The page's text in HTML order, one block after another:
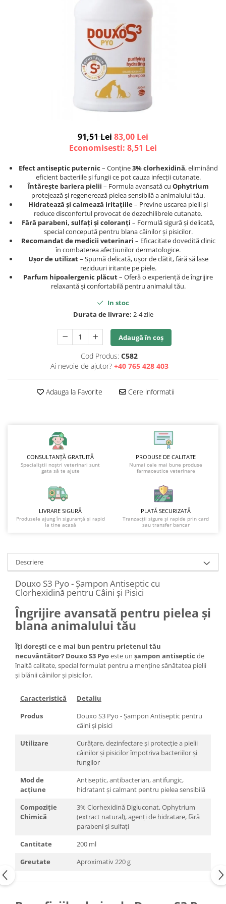
Afecțiuni renale și urinare
Hrană uscată
Recompense și snack-uri
Igienă orală
Șampoane și balsamuri
Afecțiuni renale și urinare
Hrană uscată
Așternut Tofu / Nisip
Igienă orală
Șampoane și balsamuri
91,51 Lei83,00 Lei
Economisesti: 8,51 Lei
Efect antiseptic puternic – Conține3% clorhexidină, eliminând
eficient bacteriile și fungii ce pot cauza infecții cutanate.
Întărește bariera pielii – Formula avansată cu Ophytrium
protejează și regenerează pielea sensibilă a animalului tău.
Hidratează și calmează iritațiile– Previne uscarea pielii și
reduce disconfortul provocat de dezechilibrele cutanate.
Fără parabeni, sulfați și coloranți – Formulă sigură și delicată,
special concepută pentru blana câinilor și pisicilor.
Recomandat de medicii veterinari – Eficacitate dovedită clinic
în combaterea afecțiunilor dermatologice.
Ușor de utilizat– Spumă delicată, ușor de clătit, fără să lase
reziduuri iritante pe piele.
Parfum hipoalergenic plăcut– Oferă o experiență de îngrijire
relaxantă și confortabilă pentru animalul tău.
In stoc
Durata de livrare: 2-4 zile
Adaugă în coș
Cod Produs: C582
Ai nevoie de ajutor? +40 765 428 403
Adauga la Favorite Cere informatii
CONSULTANȚĂ GRATUITĂ
Specialiștii noștri veterinari sunt
gata să te ajute
PRODUSE DE CALITATE
Numai cele mai bune produse
farmaceutice veterinare
LIVRARE SIGURĂ
Produsele ajung în siguranță și rapid
la tine acasă
PLATĂ SECURIZATĂ
Tranzacții sigure și rapide prin card
sau transfer bancar
Descriere
Douxo S3 Pyo - Șampon Antiseptic cu
Clorhexidină pentru Câini și Pisici
Îngrijire avansată pentru pielea și
blana animalului tău
Îți dorești ce e mai bun pentru prietenul tău
necuvântător? Douxo S3 Pyoeste un șampon antiseptic de
înaltă calitate, special formulat pentru a menține sănătatea pielii
și blănii câinilor și pisicilor.​
Caracteristică
Detaliu
Produs
Douxo S3 Pyo - Șampon Antiseptic pentru
câini și pisici
Utilizare
Curățare, dezinfectare și protecție a pielii
câinilor și pisicilor împotriva bacteriilor și
fungilor
Mod de
acțiune
Antiseptic, antibacterian, antifungic,
hidratant și calmant pentru pielea sensibilă
Compoziție
Chimică
3% Clorhexidină Digluconat, Ophytrium
(extract natural), agenți de hidratare, fără
parabeni și sulfați
Cantitate
200 ml
Greutate
Aproximativ 220 g